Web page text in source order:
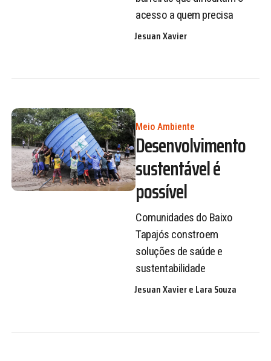
acesso a quem precisa
Jesuan Xavier
Meio Ambiente
Desenvolvimento
sustentável é
possível
Comunidades do Baixo
Tapajós constroem
soluções de saúde e
sustentabilidade
Jesuan Xavier e Lara Souza